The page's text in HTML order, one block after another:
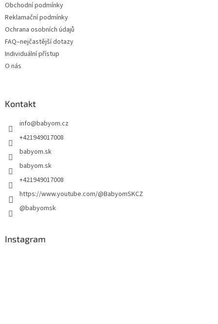
Obchodní podmínky
Reklamační podmínky
Ochrana osobních údajů
FAQ–nejčastější dotazy
Individuální přístup
O nás
Kontakt
info@babyom.cz
+421949017008
babyom.sk
babyom.sk
+421949017008
https://www.youtube.com/@BabyomSKCZ
@babyomsk
Instagram